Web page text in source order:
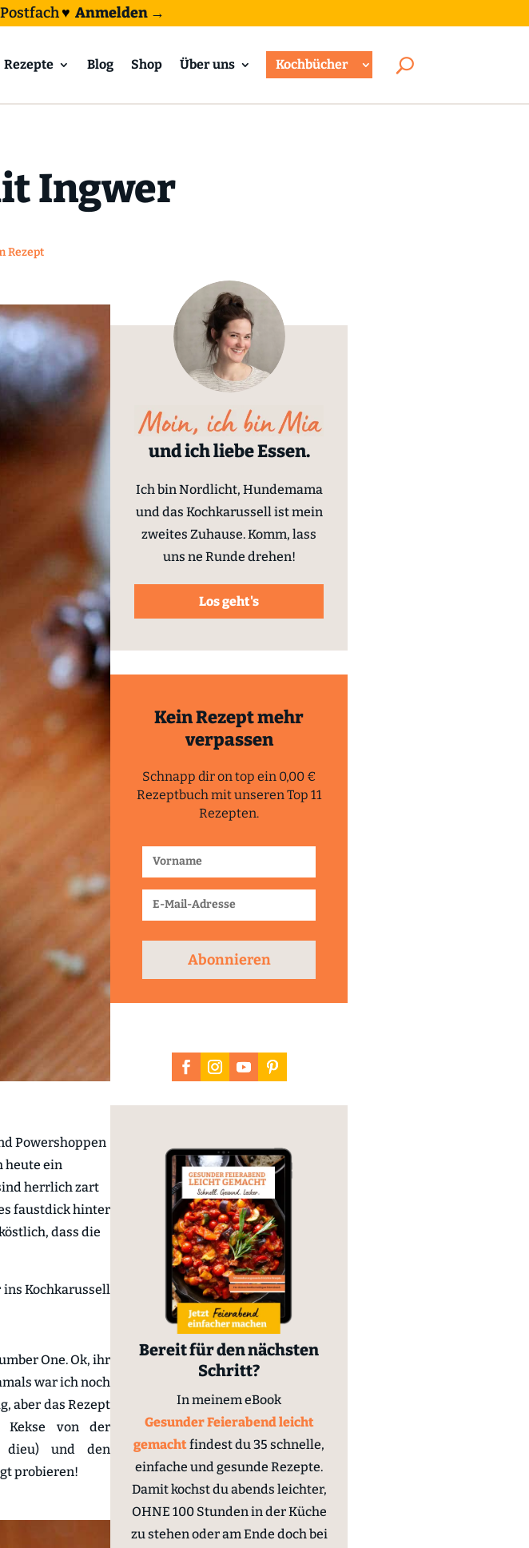
♥ Anmelden →
Rezepte Blog Shop Über uns Kochbücher
Ingwer
Rezept
Powershoppen
heute ein
herrlich zart
faustdick hinter
dass die
ins Kochkarussell
One. Ok, ihr
war ich noch
aber das Rezept
Kekse von der
und den
probieren!
und ich liebe Essen.
Ich bin Nordlicht, Hundemama
und das Kochkarussell ist mein
zweites Zuhause. Komm, lass
uns ne Runde drehen!
Los geht's
Kein Rezept mehr
verpassen
Schnapp dir on top ein 0,00 €
Rezeptbuch mit unseren Top 11
Rezepten.
Abonnieren
Bereit für den nächsten
Schritt?
In meinem eBook
Gesunder Feierabend leicht
gemachtfindest du 35 schnelle,
einfache und gesunde Rezepte.
Damit kochst du abends leichter,
OHNE 100 Stunden in der Küche
zu stehen oder am Ende doch bei